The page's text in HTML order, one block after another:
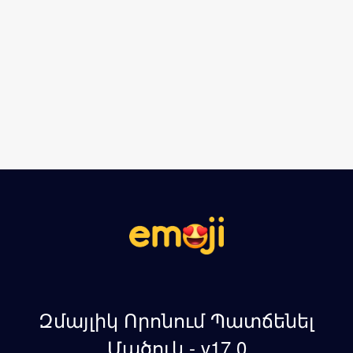
Զմայլիկ Որոնում Պատճենել
Մածուկ - v17.0